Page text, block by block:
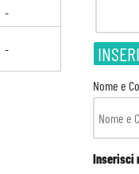
Nome e
Inserisci
-
-